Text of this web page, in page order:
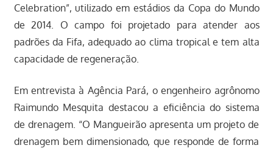
Celebration”, utilizado em estádios da Copa do Mundo
de 2014. O campo foi projetado para atender aos
padrões da Fifa, adequado ao clima tropical e tem alta
capacidade de regeneração.
Em entrevista à Agência Pará, o engenheiro agrônomo
Raimundo Mesquita destacou a eficiência do sistema
de drenagem. “O Mangueirão apresenta um projeto de
drenagem bem dimensionado, que responde de forma